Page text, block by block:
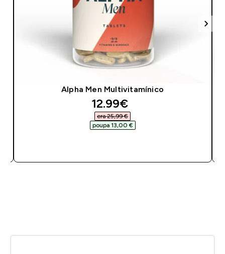
Alpha Men Multivitamínico
discounted price
12.99€‎
era 25,99 €‎
poupa 13,00 €‎